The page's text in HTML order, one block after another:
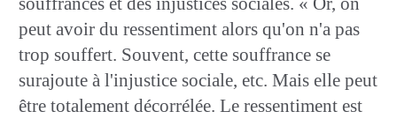
peut avoir du ressentiment alors qu'on n'a pas
trop souffert. Souvent, cette souffrance se
surajoute à l'injustice sociale, etc. Mais elle peut
être totalement décorrélée. Le ressentiment est